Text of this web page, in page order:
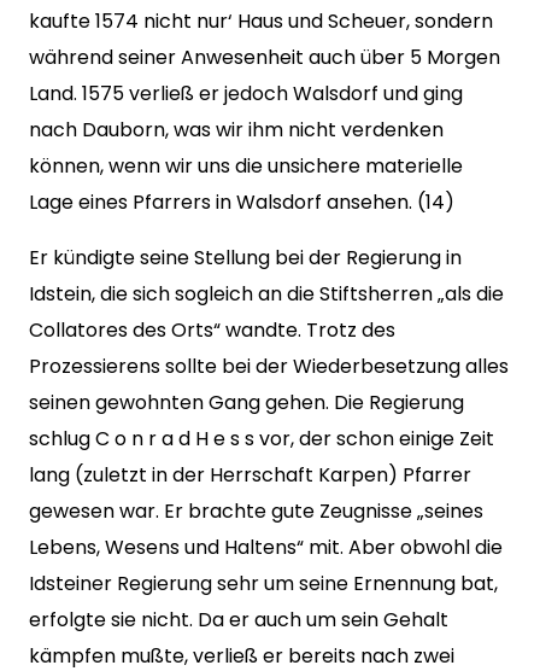
kaufte 1574 nicht nur‘ Haus und Scheuer, sondern
während seiner Anwesenheit auch über 5 Morgen
Land. 1575 verließ er jedoch Walsdorf und ging
nach Dauborn, was wir ihm nicht verdenken
können, wenn wir uns die unsichere materielle
Lage eines Pfarrers in Walsdorf ansehen. (14)
Er kündigte seine Stellung bei der Regierung in
Idstein, die sich sogleich an die Stiftsherren „als die
Collatores des Orts“ wandte. Trotz des
Prozessierens sollte bei der Wiederbesetzung alles
seinen gewohnten Gang gehen. Die Regierung
schlug C o n r a d H e s s vor, der schon einige Zeit
lang (zuletzt in der Herrschaft Karpen) Pfarrer
gewesen war. Er brachte gute Zeugnisse „seines
Lebens, Wesens und Haltens“ mit. Aber obwohl die
Idsteiner Regierung sehr um seine Ernennung bat,
erfolgte sie nicht. Da er auch um sein Gehalt
kämpfen mußte, verließ er bereits nach zwei